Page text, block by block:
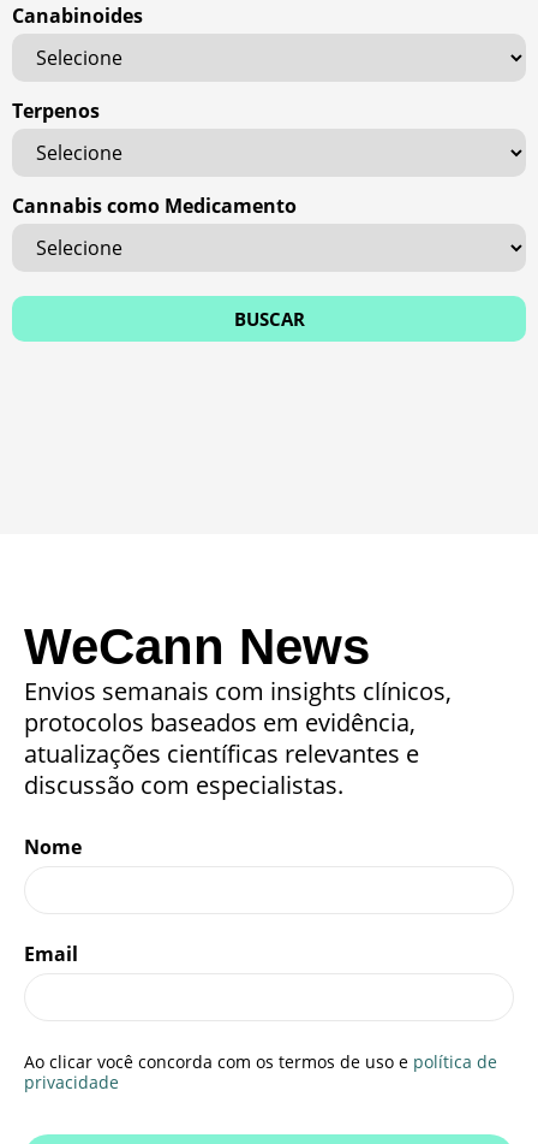
Canabinoides
Terpenos
Cannabis como Medicamento
WeCann News
Envios semanais com insights clínicos,
protocolos baseados em evidência,
atualizações científicas relevantes e
discussão com especialistas.
Nome
Email
Ao clicar você concorda com os termos de uso e política de
privacidade